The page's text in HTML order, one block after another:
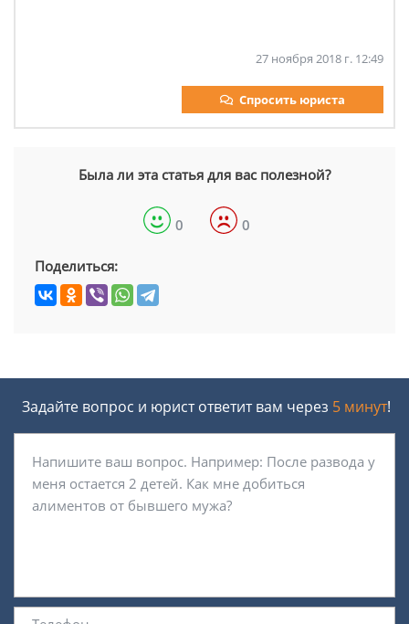
27 ноября 2018 г. 12:49
Спросить юриста
Была ли эта статья для вас полезной?
0 0
Поделиться:
Задайте вопрос и юрист ответит вам через 5 минут!